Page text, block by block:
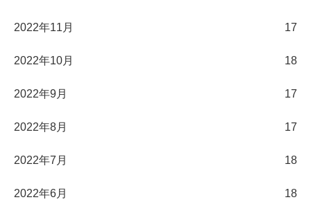
2022年11月 17
2022年10月 18
2022年9月 17
2022年8月 17
2022年7月 18
2022年6月 18